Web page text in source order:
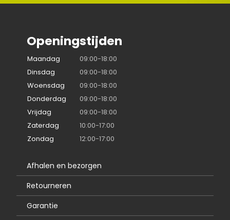
Openingstijden
Maandag
09:00-18:00
Dinsdag
09:00-18:00
Woensdag
09:00-18:00
Donderdag
09:00-18:00
Vrijdag
09:00-18:00
Zaterdag
10:00-17:00
Zondag
12:00-17:00
Afhalen en bezorgen
Retourneren
Garantie